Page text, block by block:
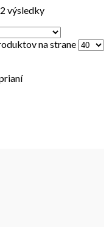
výsledky
na strane